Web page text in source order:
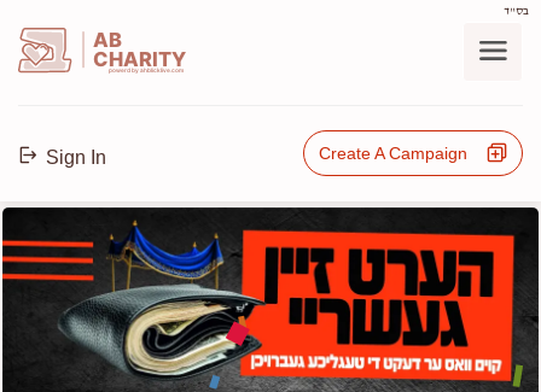
בס"ד
AB
CHARITY
powerd by ahblicklive.com
Sign In Create A Campaign